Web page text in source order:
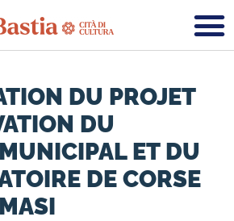
DU PROJET
DU
ET DU
DE CORSE